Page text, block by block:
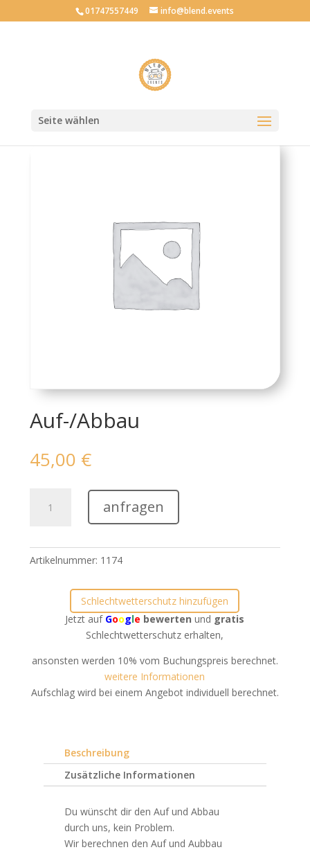
01747557449 info@blend.events
Seite wählen
Verkaufsartikel
Auf-/Abbau
45,00 €
Menge
anfragen
Artikelnummer: 1174
Schlechtwetterschutz hinzufügen
Jetzt auf Google bewerten und gratis
Schlechtwetterschutz erhalten,
ansonsten werden 10% vom Buchungspreis berechnet.
weitere Informationen
Aufschlag wird bei einem Angebot individuell berechnet.
Beschreibung
Zusätzliche Informationen
Du wünscht dir den Auf und Abbau
durch uns, kein Problem.
Wir berechnen den Auf und Aubbau